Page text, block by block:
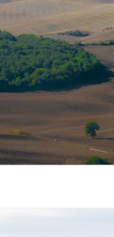
შიგთავსზე
გადასვლა